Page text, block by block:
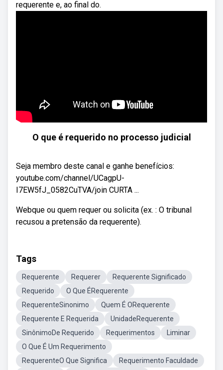
requerente e, ao final do.
O que é requerido no processo judicial
Seja membro deste canal e ganhe benefícios:
youtube.com/channel/UCagpU-
I7EW5fJ_0582CuTVA/join CURTA ...
Webque ou quem requer ou solicita (ex. : O tribunal
recusou a pretensão da requerente).
Tags
Requerente Requerer
Requerente Significado
Requerido
O Que ÉRequerente
RequerenteSinonimo
Quem É ORequerente
Requerente E Requerida
UnidadeRequerente
SinônimoDe Requerido
Requerimentos
Liminar
O Que É Um Requerimento
RequerenteO Que Significa
Requerimento Faculdade